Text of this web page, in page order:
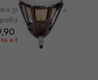
за оркестрови
€
Не е в наличност